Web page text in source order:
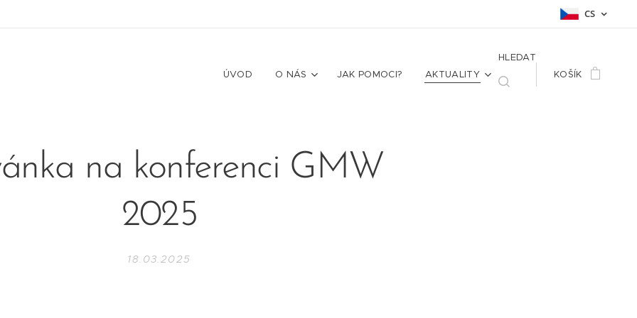
CS
ÚVOD O NÁS JAK POMOCI? AKTUALITY
HLEDAT
KOŠÍK
na konferenci GMW
2025
18.03.2025